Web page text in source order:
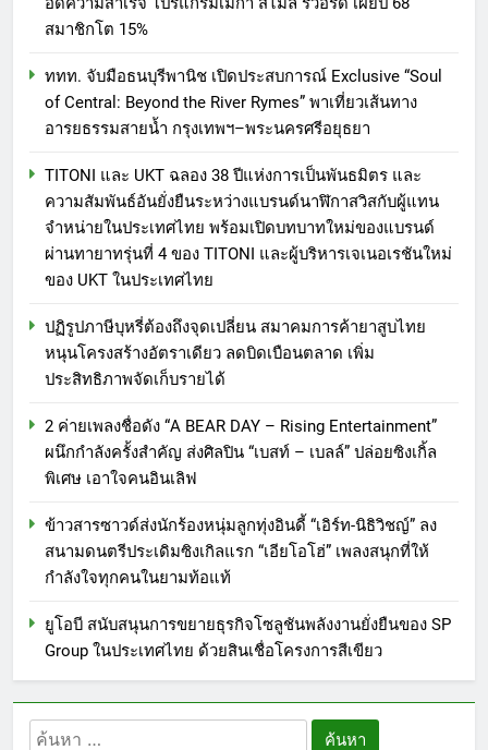
สมาชิกโต 15%
ททท. จับมือธนบุรีพานิช เปิดประสบการณ์ Exclusive “Soul
of Central: Beyond the River Rymes” พาเที่ยวเส้นทาง
อารยธรรมสายน้ำ กรุงเทพฯ–พระนครศรีอยุธยา
TITONI และ UKT ฉลอง 38 ปีแห่งการเป็นพันธมิตร และ
ความสัมพันธ์อันยั่งยืนระหว่างแบรนด์นาฬิกาสวิสกับผู้แทน
จำหน่ายในประเทศไทย พร้อมเปิดบทบาทใหม่ของแบรนด์
ผ่านทายาทรุ่นที่ 4 ของ TITONI และผู้บริหารเจเนอเรชันใหม่
ของ UKT ในประเทศไทย
ปฏิรูปภาษีบุหรี่ต้องถึงจุดเปลี่ยน สมาคมการค้ายาสูบไทย
หนุนโครงสร้างอัตราเดียว ลดบิดเบือนตลาด เพิ่ม
ประสิทธิภาพจัดเก็บรายได้
2 ค่ายเพลงชื่อดัง “A BEAR DAY – Rising Entertainment”
ผนึกกำลังครั้งสำคัญ ส่งศิลปิน “เบสท์ – เบลล์” ปล่อยซิงเกิ้ล
พิเศษ เอาใจคนอินเลิฟ
ข้าวสารซาวด์ส่งนักร้องหนุ่มลูกทุ่งอินดี้ “เอิร์ท-นิธิวิชญ์” ลง
สนามดนตรีประเดิมซิงเกิลแรก “เอียโอโฮ่” เพลงสนุกที่ให้
กำลังใจทุกคนในยามท้อแท้
ยูโอบี สนับสนุนการขยายธุรกิจโซลูชันพลังงานยั่งยืนของ SP
Group ในประเทศไทย ด้วยสินเชื่อโครงการสีเขียว
ค้นหา